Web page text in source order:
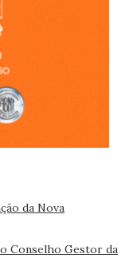
da Nova
Conselho Gestor da